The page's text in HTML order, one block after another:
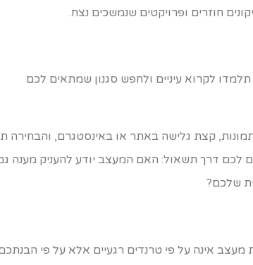
חוזרים ופרויקטים שנמשכים נצח.
תלמדו לקרוא עיניים ולחפש סגנון שמתאים לכם
קצת גלישה באתר או באינסטגרם, והבחירה
לכם דרך תשאול: האם המעצב יודע להעניק מענה
שלכם?
מעצב אינה על פי טרנדים רגעיים אלא על פי